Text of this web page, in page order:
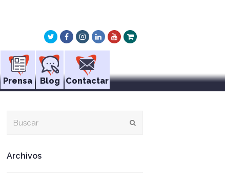
TwitterFacebookInstagram
LinkedInYoutube
Xing
Prensa Blog Contactar
Archivos